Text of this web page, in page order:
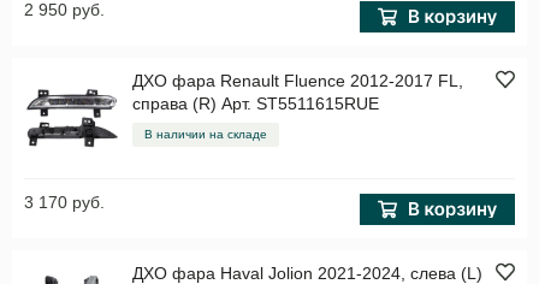
2 950 руб.
ДХО фара Renault Fluence 2012-2017 FL,
справа (R) Арт. ST5511615RUE
В наличии на складе
3 170 руб.
ДХО фара Haval Jolion 2021-2024, слева (L)